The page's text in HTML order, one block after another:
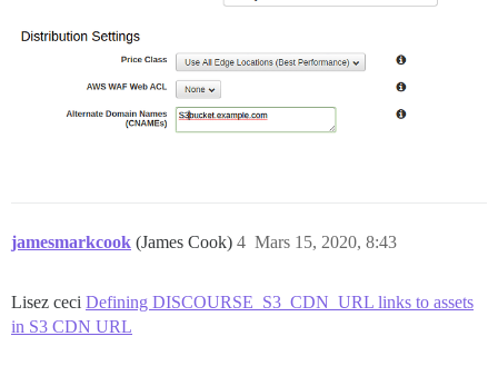
jamesmarkcook (James Cook) Mars 15, 2020, 8:43
4
Lisez ceci Defining DISCOURSE_S3_CDN_URL links to assets
in S3 CDN URL